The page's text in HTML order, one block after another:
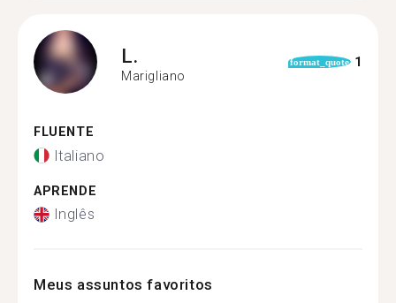
L.
Marigliano
format_quote 1
FLUENTE
Italiano
APRENDE
Inglês
Meus assuntos favoritos